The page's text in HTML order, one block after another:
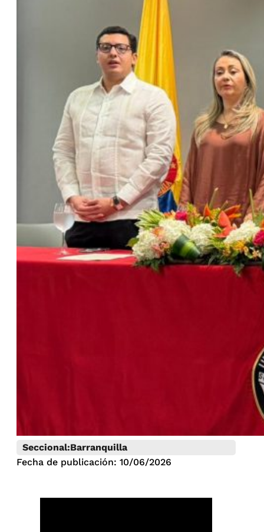
Seccional:Barranquilla
Fecha de publicación: 10/06/2026